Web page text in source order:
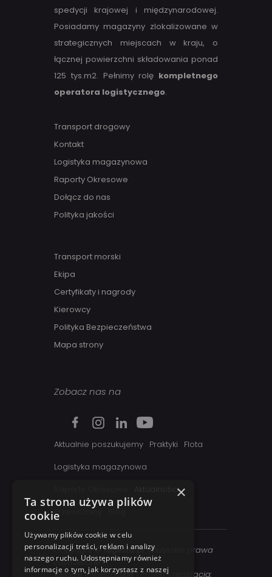
spedycji krajowej i międzynarodowej.
Posiadamy magazyny zlokalizowane w
strategicznych miejscach w kraju, o
łącznej powierzchni składowania ponad
125 tys.m2. Pełnimy rolę kompletnego
operatora logistycznego.
Transport drogowy
Kontakt
Logistyka magazynowa
Raporty Okresowe
Dołącz do nas
Polityka jakości
Transport morski
Ekipa
Certyfikaty i nagrody
Kierowcy
Polityka Bezpieczeństwa
Mapa strony
Zobacz nas na
Aktualnie poszukujemy Praktyki
Flota
Logistyka magazynowa
Aktualności
Przewoźnicy
Blog
Copyright ©regesta.pl. Wszystkie prawa
zastrzezone
Relacje inwestorskie| Projekt i realizacja:
×
Ta strona używa plików
cookie
Używamy plików cookie w celu
personalizacji treści, reklam i analizy
naszego ruchu. Udostępniamy również
informacje o tym, jak korzystasz z naszej